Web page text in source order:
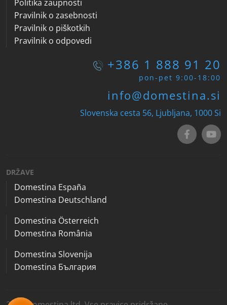
Politika zaupnosti
Pravilnik o zasebnosti
Pravilnik o piškotkih
Pravilnik o odpovedi
+386 1 888 91 20
pon-pet 9:00-18:00
info@domestina.si
Slovenska cesta 56, Ljubljana, 1000Si
DRŽAVE
Domestina España
Domestina Deutschland
Domestina Österreich
Domestina România
Domestina Slovenija
Domestina България